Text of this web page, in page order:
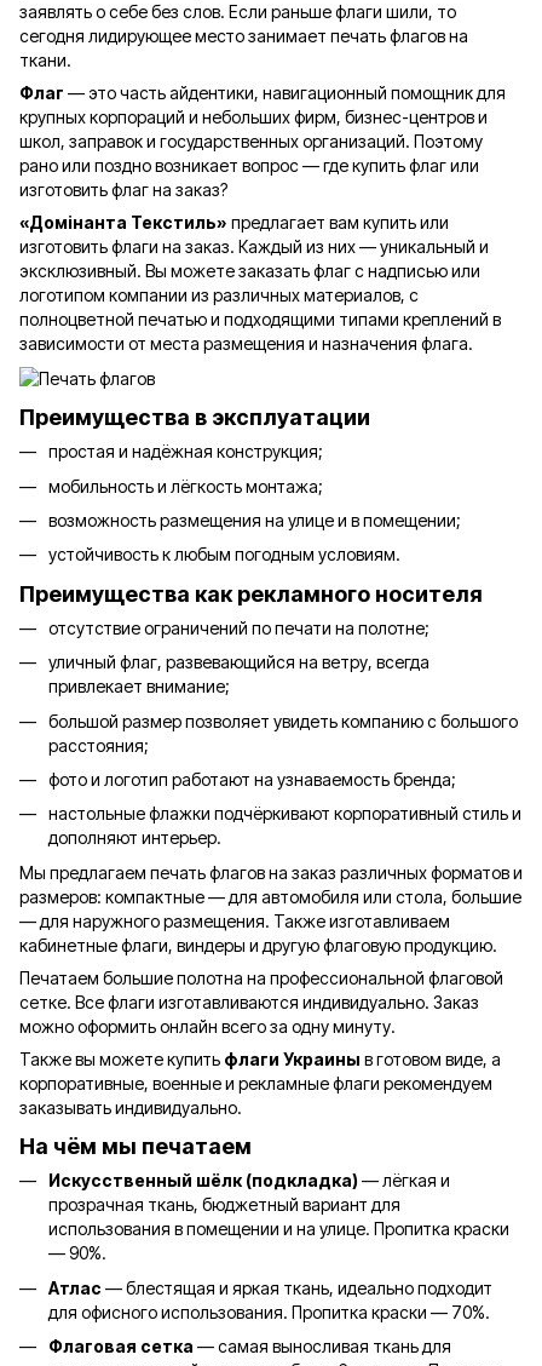
заявлять о себе без слов. Если раньше флаги шили, то
сегодня лидирующее место занимает печать флагов на
ткани.
Флаг — это часть айдентики, навигационный помощник для
крупных корпораций и небольших фирм, бизнес-центров и
школ, заправок и государственных организаций. Поэтому
рано или поздно возникает вопрос — где купить флаг или
изготовить флаг на заказ?
«Домінанта Текстиль» предлагает вам купить или
изготовить флаги на заказ. Каждый из них — уникальный и
эксклюзивный. Вы можете заказать флаг с надписью или
логотипом компании из различных материалов, с
полноцветной печатью и подходящими типами креплений в
зависимости от места размещения и назначения флага.
Преимущества в эксплуатации
простая и надёжная конструкция;
мобильность и лёгкость монтажа;
возможность размещения на улице и в помещении;
устойчивость к любым погодным условиям.
Преимущества как рекламного носителя
отсутствие ограничений по печати на полотне;
уличный флаг, развевающийся на ветру, всегда
привлекает внимание;
большой размер позволяет увидеть компанию с большого
расстояния;
фото и логотип работают на узнаваемость бренда;
настольные флажки подчёркивают корпоративный стиль и
дополняют интерьер.
Мы предлагаем печать флагов на заказ различных форматов и
размеров: компактные — для автомобиля или стола, большие
— для наружного размещения. Также изготавливаем
кабинетные флаги, виндеры и другую флаговую продукцию.
Печатаем большие полотна на профессиональной флаговой
сетке. Все флаги изготавливаются индивидуально. Заказ
можно оформить онлайн всего за одну минуту.
Также вы можете купить флаги Украины в готовом виде, а
корпоративные, военные и рекламные флаги рекомендуем
заказывать индивидуально.
На чём мы печатаем
Искусственный шёлк (подкладка)— лёгкая и
прозрачная ткань, бюджетный вариант для
использования в помещении и на улице. Пропитка краски
— 90%.
Атлас — блестящая и яркая ткань, идеально подходит
для офисного использования. Пропитка краски — 70%.
Флаговая сетка — самая выносливая ткань для